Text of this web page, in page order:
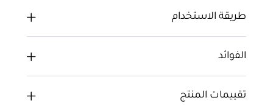
طريقة الاستخدام
الفوائد
تقييمات المنتج